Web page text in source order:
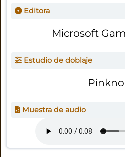
Editora
Microsoft
Estudio de doblaje
Muestra de audio